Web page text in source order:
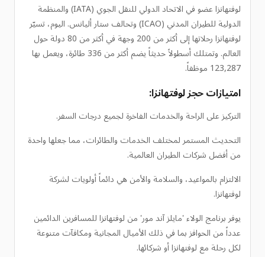
لوفتهانزا عضو في الاتحاد الدولي للنقل الجوي (IATA) والمنظمة
الدولية للطيران المدني (ICAO) وتحالف ستار أليانس. اليوم، تسيّر
لوفتهانزا رحلاتها إلى أكثر من 200 وجهة في أكثر من 80 دولة حول
العالم. وتمتلك أسطولاً حديثاً يضم أكثر من 336 طائرة، ويعمل بها
123,287 موظفاً.
امتيازات حجز لوفتهانزا:
التركيز على الراحة والخدمات الفاخرة لجميع درجات السفر.
التحديث المستمر لمختلف الخدمات والطائرات، مما جعلها واحدة
من أفضل شركات الطيران العالمية.
الالتزام بالمواعيد، والسلامة والأمن هي دائماً أولويات لشركة
لوفتهانزا.
يوفر برنامج الولاء 'مايلز آند مور' من لوفتهانزا للمسافرين الدائمين
عدداً من الحوافز بما في ذلك الأميال المجانية ومكافآت متنوعة
لكل رحلة مع لوفتهانزا أو شركائها.